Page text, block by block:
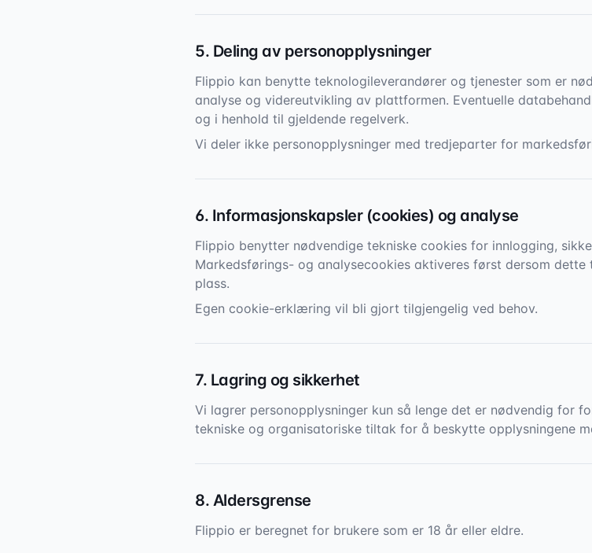
5. Deling av personopplysninger
Flippio kan benytte teknologileverandører og tjenester som er
analyse og videreutvikling av plattformen. Eventuelle
og i henhold til gjeldende regelverk.
Vi deler ikke personopplysninger med tredjeparter for
6. Informasjonskapsler (cookies) og analyse
Flippio benytter nødvendige tekniske cookies for innlogging,
Markedsførings- og analysecookies aktiveres først dersom
plass.
Egen cookie-erklæring vil bli gjort tilgjengelig ved behov.
7. Lagring og sikkerhet
Vi lagrer personopplysninger kun så lenge det er nødvendig for
tekniske og organisatoriske tiltak for å beskytte opplysningene
8. Aldersgrense
Flippio er beregnet for brukere som er 18 år eller eldre.